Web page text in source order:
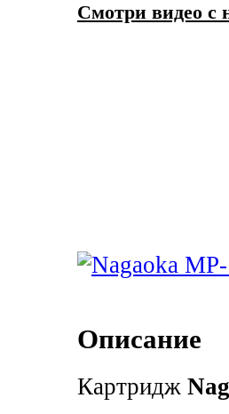
Смотри видео с
Описание
Картридж